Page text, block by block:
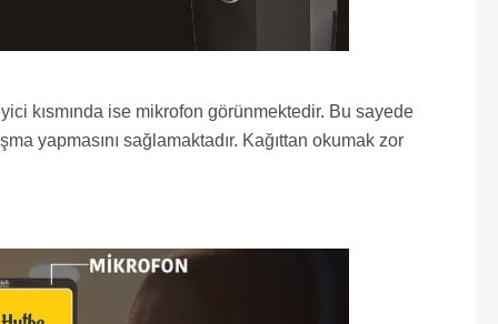
kısmında ise mikrofon görünmektedir. Bu sayede
yapmasını sağlamaktadır. Kağıttan okumak zor